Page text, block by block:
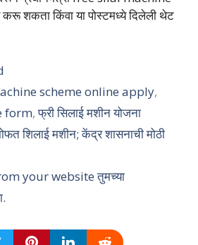
शकता किंवा या पोस्टमध्ये दिलेली थेट
scheme online apply,
form,फ्री सिलाई मशीन योजना
शिलाई मशीन; केंद्र शासनाची मोठी
your website तुमच्या